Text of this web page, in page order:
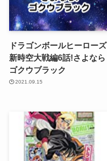
ドラゴンボールヒーローズ
新時空大戦編6話!さよなら
ゴクウブラック
2021.09.15